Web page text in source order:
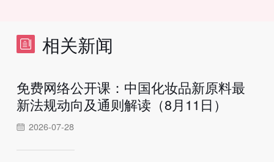
相关新闻
免费网络公开课：中国化妆品新原料最
新法规动向及通则解读（8月11日）
2026-07-28